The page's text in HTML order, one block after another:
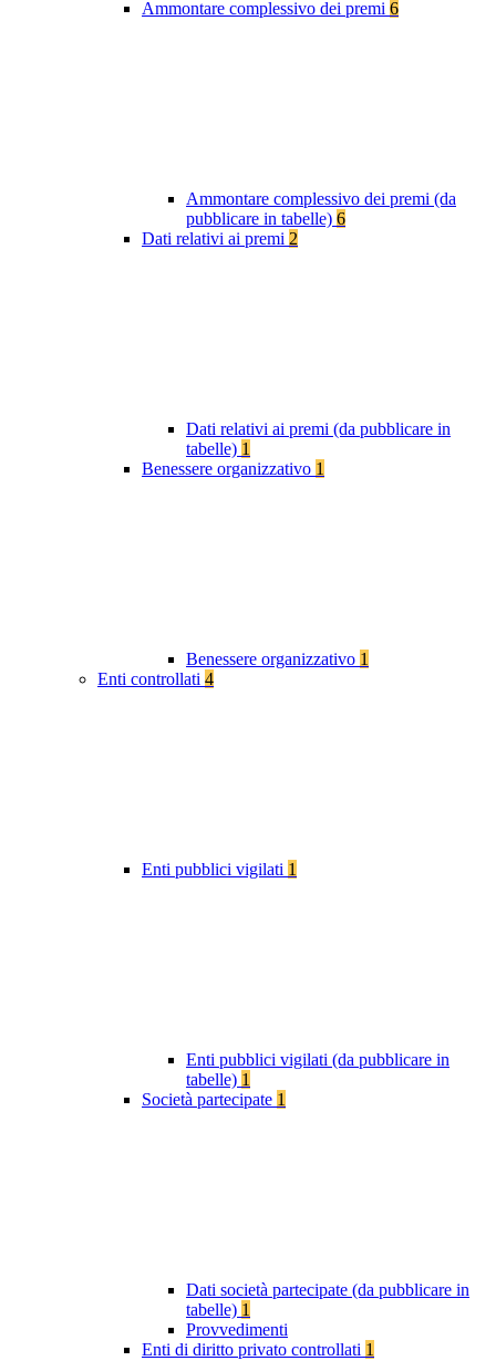
Ammontare complessivo dei premi 6
Ammontare complessivo dei premi (da
pubblicare in tabelle) 6
Dati relativi ai premi 2
Dati relativi ai premi (da pubblicare in
tabelle) 1
Benessere organizzativo 1
Benessere organizzativo 1
Enti controllati 4
Enti pubblici vigilati 1
Enti pubblici vigilati (da pubblicare in
tabelle) 1
Società partecipate 1
Dati società partecipate (da pubblicare in
tabelle) 1
Provvedimenti
Enti di diritto privato controllati 1